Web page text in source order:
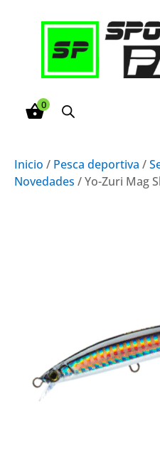
0
Inicio / Pesca deportiva /
Novedades / Yo-Zuri Mag